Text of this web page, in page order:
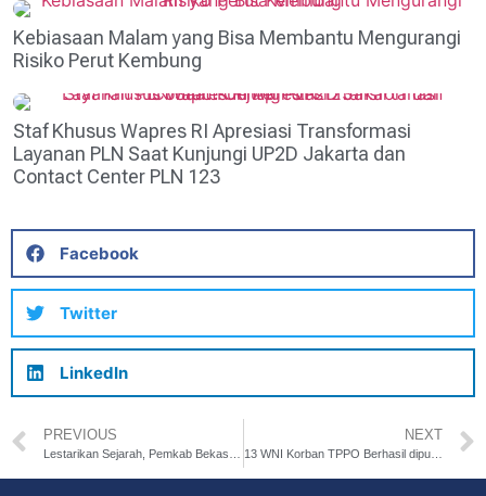
Kebiasaan Malam yang Bisa Membantu Mengurangi
Risiko Perut Kembung
Staf Khusus Wapres RI Apresiasi Transformasi
Layanan PLN Saat Kunjungi UP2D Jakarta dan
Contact Center PLN 123
Facebook
Twitter
LinkedIn
PREVIOUS NEXT
13 WNI Korban TPPO Berhasil dipulangkan, Negara Tegaskan Komitmen Perlindungan